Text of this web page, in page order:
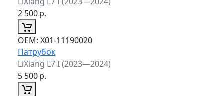
2 500р.
ОЕМ: X01-11190020
Патрубок
LiXiang L7 I (2023—2024)
5 500р.